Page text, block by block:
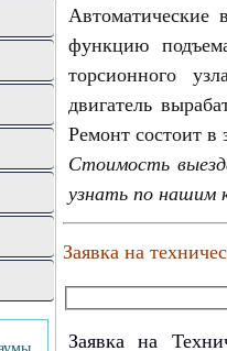
Автоматические
функцию
торсионного
двигатель
Ремонт состоит в
Стоимость
узнать по нашим
Заявка на
Заявка на